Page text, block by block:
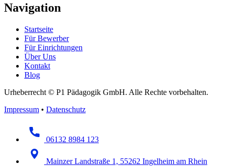
Navigation
Startseite
Für Bewerber
Für Einrichtungen
Über Uns
Kontakt
Blog
Urheberrecht © P1 Pädagogik GmbH. Alle Rechte vorbehalten.
Impressum • Datenschutz
06132 8984 123
Mainzer Landstraße 1, 55262 Ingelheim am Rhein